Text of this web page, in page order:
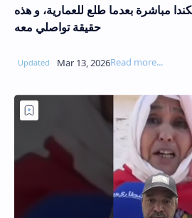
مباشرة بعدما طلع للعمارية، و هذه
حقيقة تواصلي معه